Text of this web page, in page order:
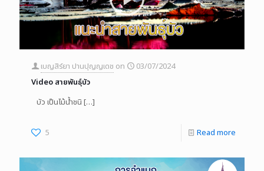
เบญสิร์ยา ปานปุญญเดช on
03/07/2024
Video สายพันธุ์บัว
บัว เป็นไม้น้ำชนิ […]
5 Read more